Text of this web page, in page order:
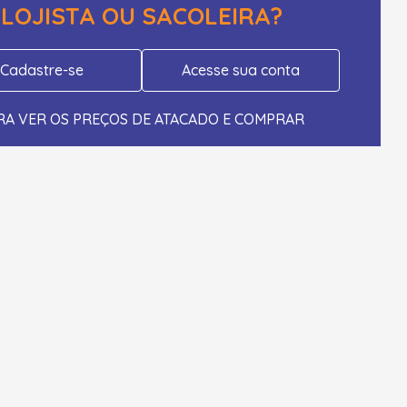
LOJISTA OU SACOLEIRA?
Cadastre-se Acesse sua conta
VER OS PREÇOS DE ATACADO E COMPRAR